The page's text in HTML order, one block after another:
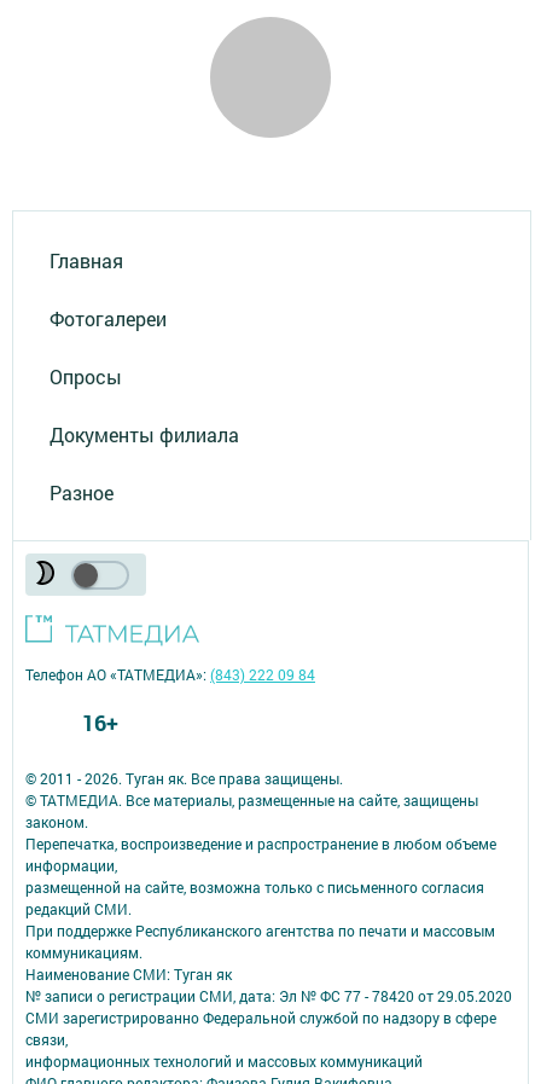
Главная
Фотогалереи
Опросы
Документы филиала
Разное
© 2011 - 2026. Туган як. Все права защищены.
© ТАТМЕДИА. Все материалы, размещенные на сайте, защищены
законом.
Перепечатка, воспроизведение и распространение в любом объеме
информации,
размещенной на сайте, возможна только с письменного согласия
редакций СМИ.
При поддержке Республиканского агентства по печати и массовым
коммуникациям.
Наименование СМИ: Туган як
№ записи о регистрации СМИ, дата: Эл № ФС 77 - 78420 от 29.05.2020
СМИ зарегистрированно Федеральной службой по надзору в сфере
связи,
информационных технологий и массовых коммуникаций
Телефон АО «ТАТМЕДИА»:(843) 222 09 84
16+